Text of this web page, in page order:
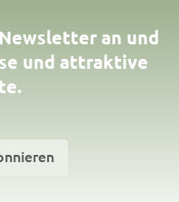
an und
und attraktive